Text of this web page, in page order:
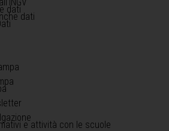
dati
dati
e attività con le scuole